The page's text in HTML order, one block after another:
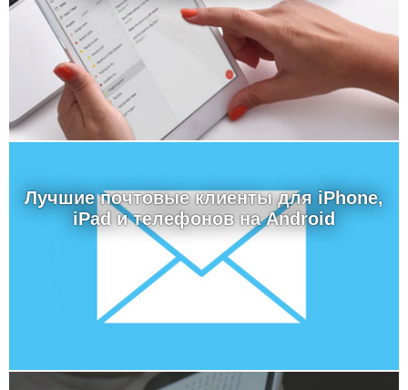
Лучшие почтовые клиенты для iPhone,
iPad и телефонов на Android